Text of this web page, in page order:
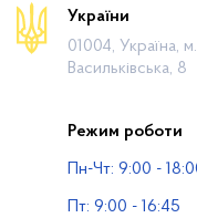
Діяльність
Громадянам
Публічна інформація
Водогосподарські
України
01004, Україна,
Васильківська, 8
Режим роботи
Пн-Чт: 9:00 -
Пт: 9:00 - 16:45